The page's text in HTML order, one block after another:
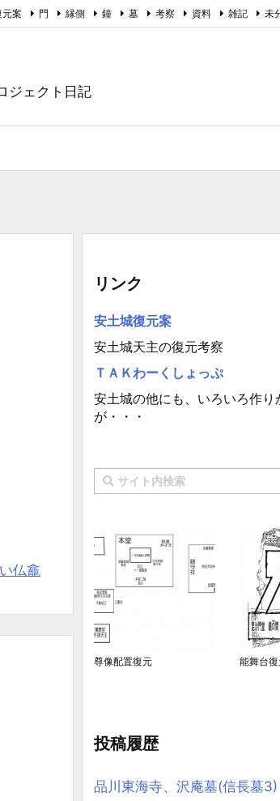
ジェクト日記
元案 門 縁側 鐘 墓 考察 資料 雑記 未
仏龕
リンク
安土城復元案
安土城天主の復元考察
ＴＡＫわーくしょっぷ
安土城の他にも、いろいろ作り
が・・・
尊像配置復元 能舞台
投稿履歴
品川東海寺、沢庵墓(信長墓3)